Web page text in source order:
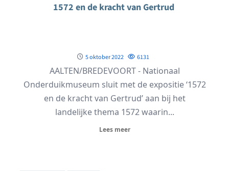
1572 en de kracht van Gertrud
5 oktober 2022 6131
AALTEN/BREDEVOORT - Nationaal
Onderduikmuseum sluit met de expositie ‘1572
en de kracht van Gertrud’ aan bij het
landelijke thema 1572 waarin...
Lees meer